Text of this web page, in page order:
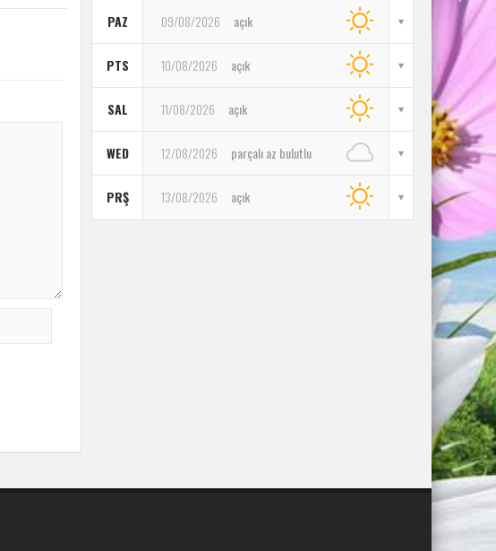
PAZ 09/08/2026 açık
PTS 10/08/2026 açık
SAL 11/08/2026 açık
WED 12/08/2026 parçalı az bulutlu
PRŞ 13/08/2026 açık